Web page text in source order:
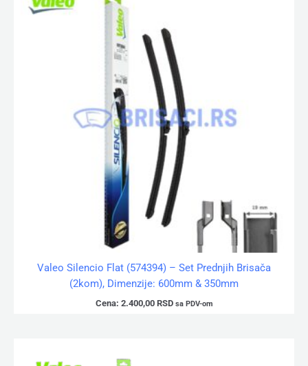
Valeo Silencio Flat (574394) – Set Prednjih Brisača
(2kom), Dimenzije: 600mm & 350mm
Cena: 2.400,00 RSD sa PDV-om